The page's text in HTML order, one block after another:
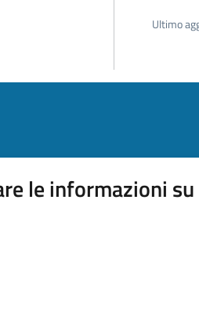
Ultimo
le informazioni